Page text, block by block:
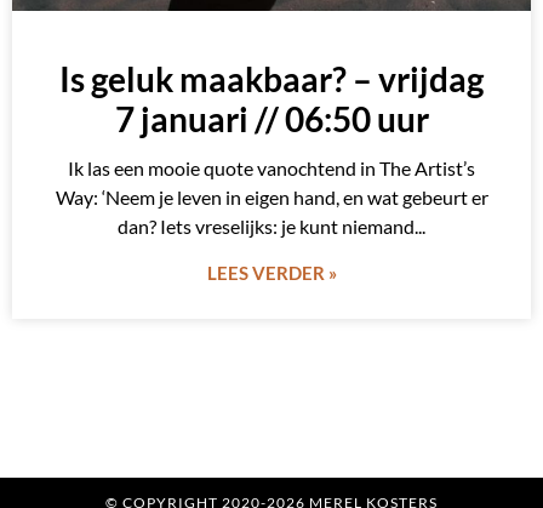
Is geluk maakbaar? – vrijdag
7 januari // 06:50 uur
Ik las een mooie quote vanochtend in The Artist’s
Way: ‘Neem je leven in eigen hand, en wat gebeurt er
dan? Iets vreselijks: je kunt niemand
LEES VERDER »
© COPYRIGHT 2020-2026 MEREL KOSTERS